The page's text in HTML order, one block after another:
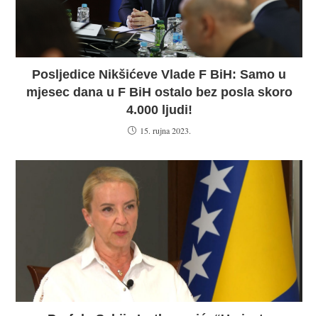
Posljedice Nikšićeve Vlade F BiH: Samo u
mjesec dana u F BiH ostalo bez posla skoro
4.000 ljudi!
15. rujna 2023.